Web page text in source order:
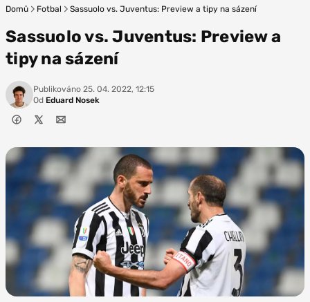
Domů Fotbal Sassuolo vs. Juventus: Preview a tipy na sázení
Sassuolo vs. Juventus: Preview a
tipy na sázení
Publikováno 25. 04. 2022, 12:15
Od Eduard Nosek